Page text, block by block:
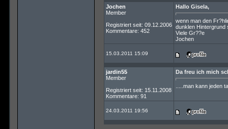
Jochen
Member
Registriert seit: 09.12.2006
Kommentare: 452
Hallo Gisela,
wenn man den
dunklen Hintergrund
Viele Gr??e
Jochen
15.03.2011 15:09
jardin55
Member
Registriert seit: 15.11.2008
Kommentare: 91
Da freu ich mich
.....man kann jeden
24.03.2011 19:56